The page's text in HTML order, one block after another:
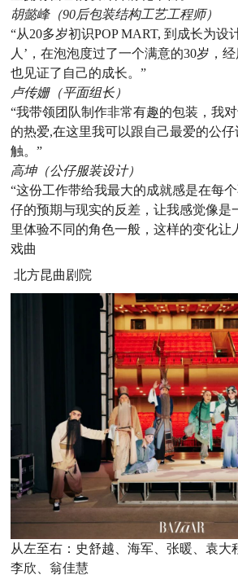
胡懿峰（90后包装结构工艺工程师）
“从20多岁初识POP MART, 到成长为设
人’，在泡泡度过了一个满意的30岁，
也见证了自己的成长。”
卢传姗（平面组长）
“我带领团队制作非常有趣的包装，我
的热爱,在这里我可以跟自己最爱的公
触。”
高坤（公仔服装设计）
“这份工作带给我最大的成就感是在每
仔的预期与现实的反差，让我感觉像是
里体验不同的角色一般，这样的变化让
戏曲
北方昆曲剧院
从左至右：史舒越、海军、张暖、袁大
李欣、翁佳慧